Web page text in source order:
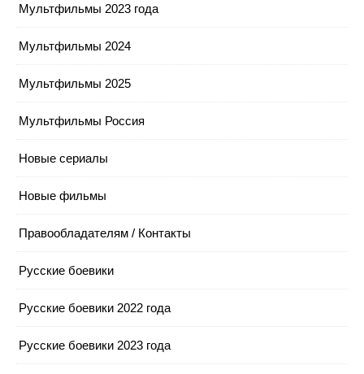
Мультфильмы 2023 года
Мультфильмы 2024
Мультфильмы 2025
Мультфильмы Россия
Новые сериалы
Новые фильмы
Правообладателям / Контакты
Русские боевики
Русские боевики 2022 года
Русские боевики 2023 года